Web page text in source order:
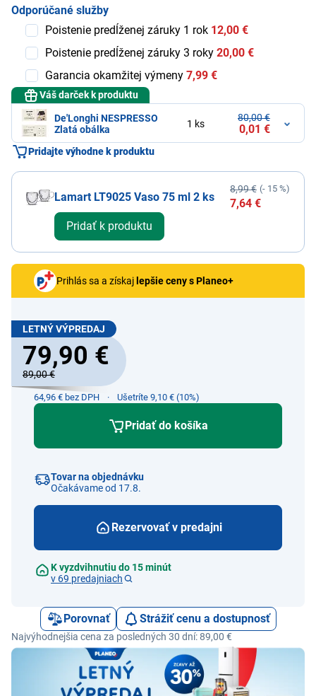
Odporúčané služby
Poistenie predĺženej záruky 1 rok 12,00 €
Poistenie predĺženej záruky 3 roky 20,00 €
Garancia okamžitej výmeny 7,99 €
Váš darček k produktu
De'Longhi NESPRESSO
Zlatá obálka
1 ks
80,00 €
0,01 €
Pridajte výhodne k produktu
Lamart LT9025 Vaso 75 ml 2 ks
8,99 € (- 15 %)
7,64 €
Pridať k produktu
Prihlás sa a získaj lepšie ceny s Planeo+
LETNÝ VÝPREDAJ
79,90 €
89,00 €
64,96 € bez DPH Ušetríte 9,10 € (10%)
Pridať do košíka
Tovar na objednávku
Očakávame od 17.8.
Rezervovať v predajni
K vyzdvihnutiu do 15 minút
v 69 predajniach
Porovnať Strážiť cenu a dostupnosť
Najvýhodnejšia cena za posledných 30 dní: 89,00 €